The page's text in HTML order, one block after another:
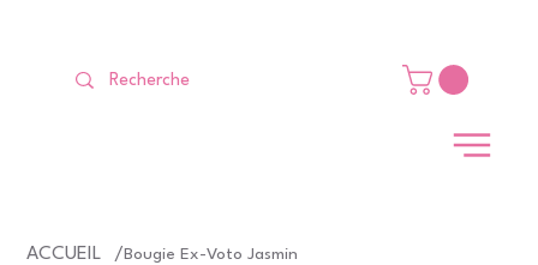
ACCUEIL /Bougie Ex-Voto Jasmin